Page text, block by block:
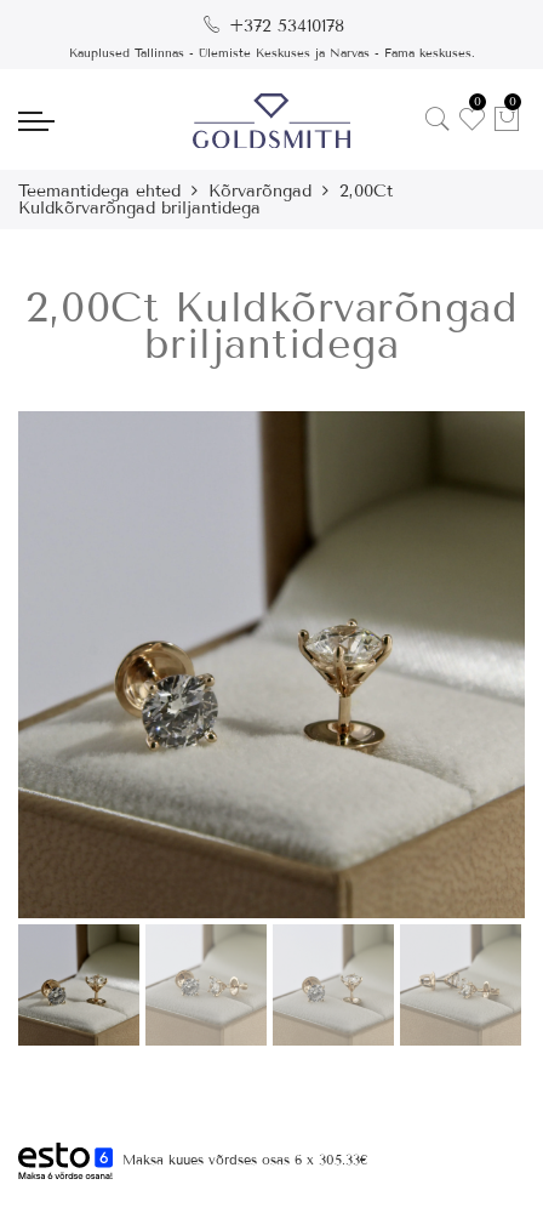
+372 53410178
Kauplused Tallinnas - Ülemiste Keskuses ja Narvas - Fama keskuses.
0 0
Teemantidega ehted Kõrvarõngad
2,00Ct
Kuldkõrvarõngad briljantidega
2,00Ct Kuldkõrvarõngad
briljantidega
Maksa kuues võrdses osas 6 x 305.33€